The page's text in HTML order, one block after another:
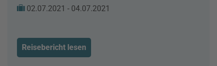
02.07.2021 - 04.07.2021
Reisebericht lesen